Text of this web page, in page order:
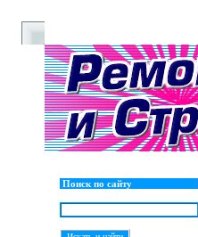
Поиск по сайту